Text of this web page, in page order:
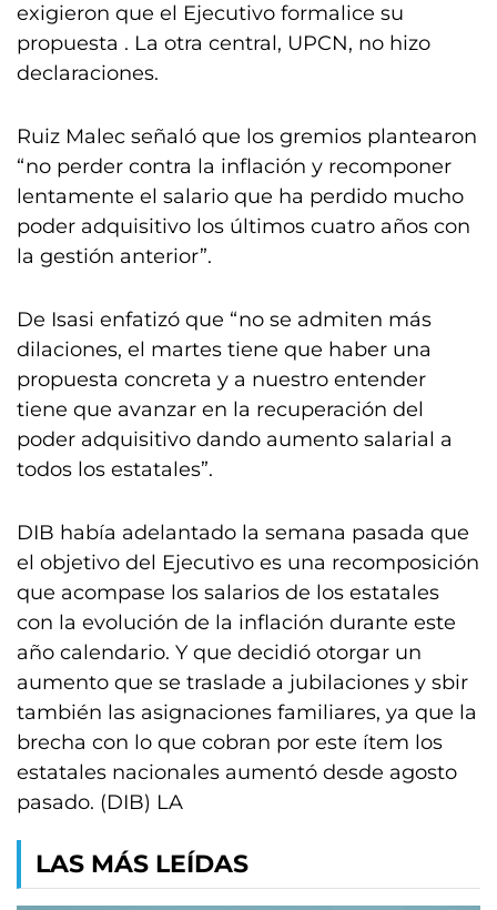
exigieron que el Ejecutivo formalice su
propuesta . La otra central, UPCN, no hizo
declaraciones.
Ruiz Malec señaló que los gremios plantearon
“no perder contra la inflación y recomponer
lentamente el salario que ha perdido mucho
poder adquisitivo los últimos cuatro años con
la gestión anterior”.
De Isasi enfatizó que “no se admiten más
dilaciones, el martes tiene que haber una
propuesta concreta y a nuestro entender
tiene que avanzar en la recuperación del
poder adquisitivo dando aumento salarial a
todos los estatales”.
DIB había adelantado la semana pasada que
el objetivo del Ejecutivo es una recomposición
que acompase los salarios de los estatales
con la evolución de la inflación durante este
año calendario. Y que decidió otorgar un
aumento que se traslade a jubilaciones y sbir
también las asignaciones familiares, ya que la
brecha con lo que cobran por este ítem los
estatales nacionales aumentó desde agosto
pasado. (DIB) LA
LAS MÁS LEÍDAS